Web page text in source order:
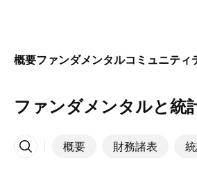
概要ファンダメンタルコミュニティ
ファンダメンタルと統
概要 財務諸表
その他